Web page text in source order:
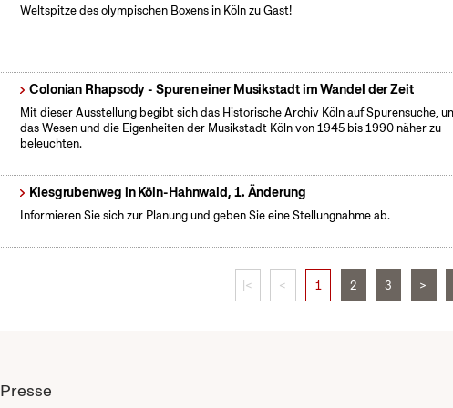
Weltspitze des olympischen Boxens in Köln zu Gast!
Colonian Rhapsody - Spuren einer Musikstadt im Wandel der Zeit
Mit dieser Ausstellung begibt sich das Historische Archiv Köln auf Spurensuche,
das Wesen und die Eigenheiten der Musikstadt Köln von 1945 bis 1990 näher zu
beleuchten.
Kiesgrubenweg in Köln-Hahnwald, 1. Änderung
Informieren Sie sich zur Planung und geben Sie eine Stellungnahme ab.
|< < 1 2 3 >
Presse